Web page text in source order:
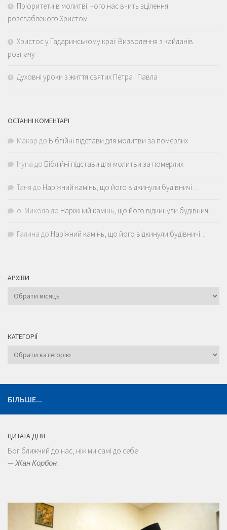
Пріоритети в молитві: чого нас вчить зцілення
розслабленого Христом
Христос у Гадаринському краї: Визволення з кайданів
розпачу
Духовні уроки з життя святих Петра і Павла
ОСТАННІ КОМЕНТАРІ
Макар до Біблійні підстави для молитви за померлих
Iryna до Біблійні підстави для молитви за померлих
Таня до Наріжний камінь, що його відкинули будівничі…
о. Микола до Наріжний камінь, що його відкинули будівничі…
Галина до Наріжний камінь, що його відкинули будівничі…
АРХІВИ
Архіви
КАТЕГОРІЇ
Категорії
БІЛЬШЕ...
ЦИТАТА ДНЯ
Бог ближчий до нас, ніж ми самі до себе
—Жан Корбон.